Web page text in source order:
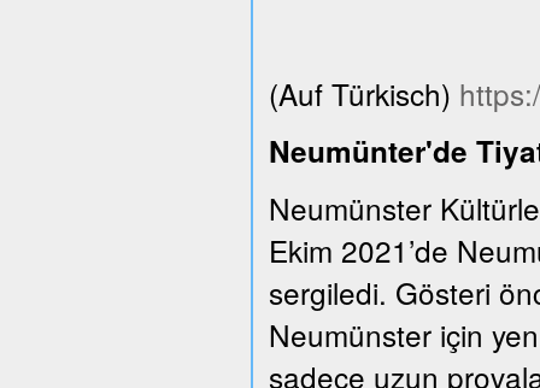
(Auf Türkisch)
Neumünter'de
Neumünster
Ekim 2021’de
sergiledi. Gösteri
Neumünster için
sadece uzun